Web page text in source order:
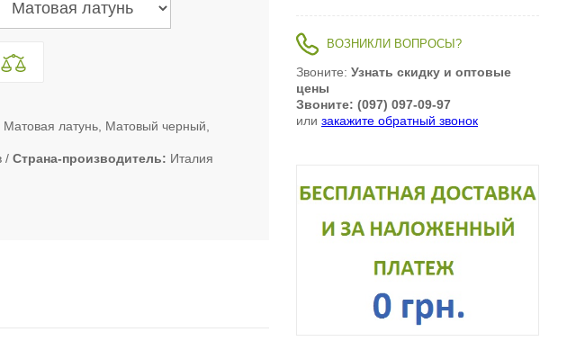
латунь, Матовый черный,
Страна-производитель Италия
ВОЗНИКЛИ ВОПРОСЫ?
Звоните: Узнать скидку и оптовые
цены
Звоните: (097) 097-09-97
или закажите обратный звонок